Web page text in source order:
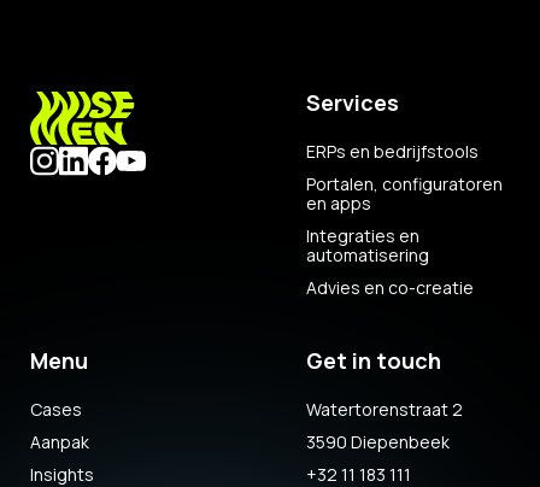
Services
ERPs en bedrijfstools
Portalen, configuratoren
en apps
Integraties en
automatisering
Advies en co-creatie
Menu
Cases
Aanpak
Insights
Get in touch
Watertorenstraat 2
3590 Diepenbeek
+32 11 183 111